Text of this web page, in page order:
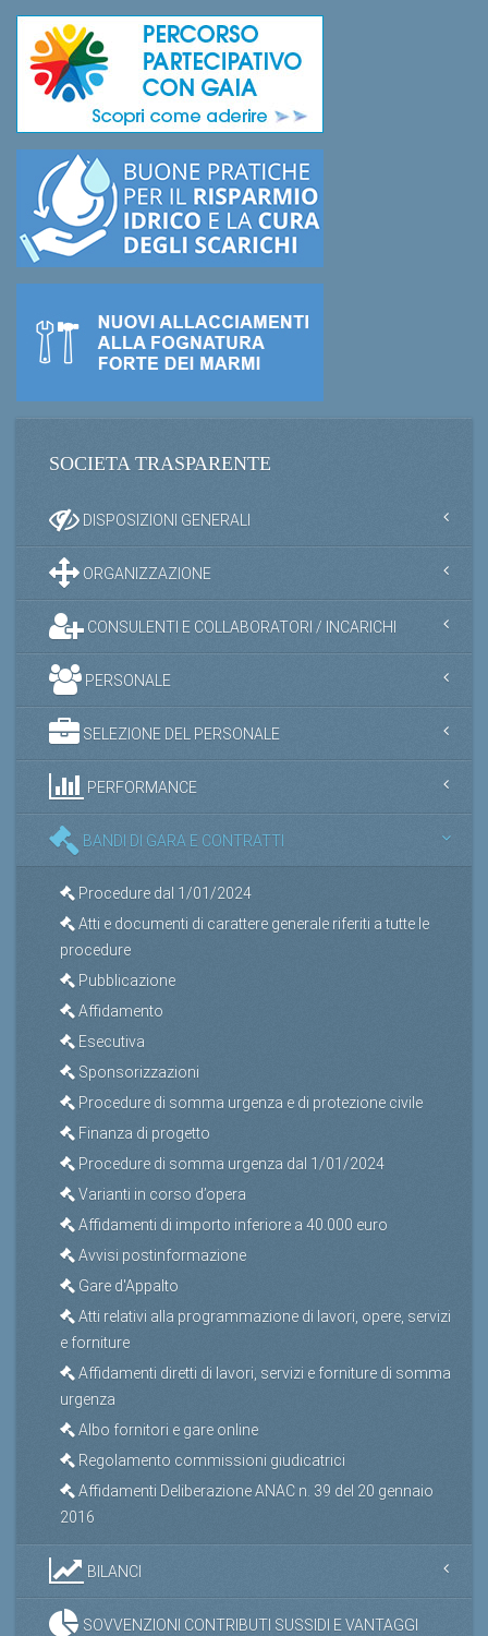
SOCIETA TRASPARENTE
DISPOSIZIONI GENERALI
ORGANIZZAZIONE
CONSULENTI E COLLABORATORI / INCARICHI
PERSONALE
SELEZIONE DEL PERSONALE
PERFORMANCE
BANDI DI GARA E CONTRATTI
Procedure dal 1/01/2024
Atti e documenti di carattere generale riferiti a tutte le
procedure
Pubblicazione
Affidamento
Esecutiva
Sponsorizzazioni
Procedure di somma urgenza e di protezione civile
Finanza di progetto
Procedure di somma urgenza dal 1/01/2024
Varianti in corso d’opera
Affidamenti di importo inferiore a 40.000 euro
Avvisi postinformazione
Gare d'Appalto
Atti relativi alla programmazione di lavori, opere, servizi
e forniture
Affidamenti diretti di lavori, servizi e forniture di somma
urgenza
Albo fornitori e gare online
Regolamento commissioni giudicatrici
Affidamenti Deliberazione ANAC n. 39 del 20 gennaio
2016
BILANCI
SOVVENZIONI CONTRIBUTI SUSSIDI E VANTAGGI